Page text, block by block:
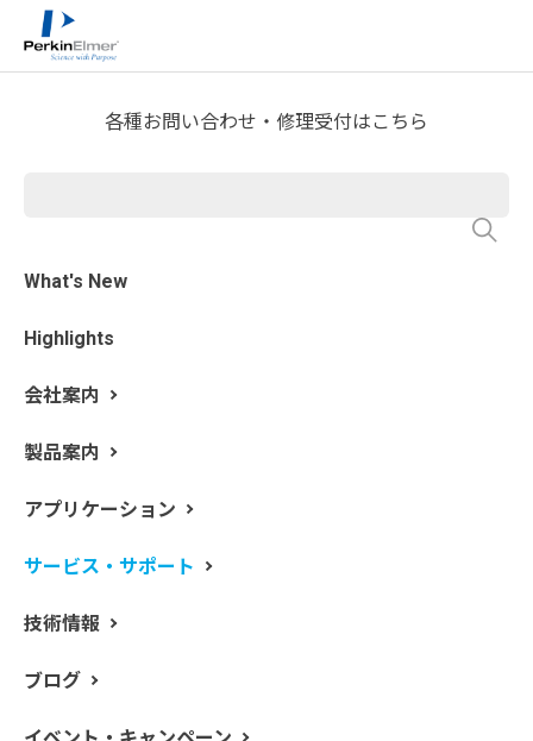
各種お問い合わせ・修理受付はこちら
What's New
Highlights
会社案内
製品案内
アプリケーション
サービス・サポート
技術情報
ブログ
ホーム
分析屋さんが言いたがらない 分析のテクニックあれこ
れ
ルを得るための測定条件(1) 積
算回数
測定条件の決め方は、FTIRを使う上で多くの方が悩む所
の装置担当者が使っていた設定を“そのまま”使ったりな
ことは分析を効率よく進めるための第一歩と言えます。
ます。SN 比とはスペクトル上のピーク高さ(=